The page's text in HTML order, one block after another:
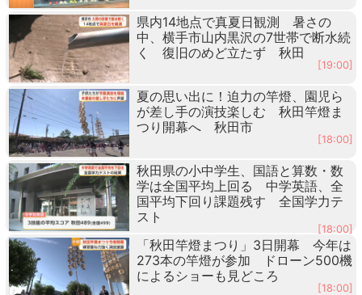
県内14地点で真夏日観測 暑さの
中、横手市山内黒沢の7世帯で断水続
く 復旧のめど立たず 秋田
[19:00]
夏の思い出に！迫力の竿燈、園児ら
が差し手の演技楽しむ 秋田竿燈ま
つり開幕へ 秋田市
[18:00]
秋田県の小中学生、国語と算数・数
学は全国平均上回る 中学英語、全
国平均下回り課題残す 全国学力テ
スト
[18:00]
「秋田竿燈まつり」3日開幕 今年は
273本の竿燈が参加 ドローン500機
によるショーも見どころ
[18:00]